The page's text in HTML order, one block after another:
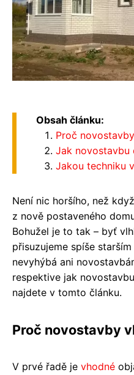
Obsah článku:
Proč
Jak novostavbu
Jakou techniku
Není nic horšího, než
z nově postaveného
Bohužel je to tak – byť
přisuzujeme spíše
nevyhýbá ani
respektive jak
najdete v tomto článku.
Proč novostavby
V prvé řadě je vhodné